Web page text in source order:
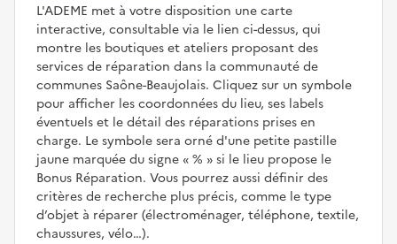
L'ADEME met à votre disposition une carte
interactive, consultable via le lien ci-dessus, qui
montre les boutiques et ateliers proposant des
services de réparation dans la communauté de
communes Saône-Beaujolais. Cliquez sur un symbole
pour afficher les coordonnées du lieu, ses labels
éventuels et le détail des réparations prises en
charge. Le symbole sera orné d'une petite pastille
jaune marquée du signe
%
si le lieu propose le
Bonus Réparation. Vous pourrez aussi définir des
critères de recherche plus précis, comme le type
d’objet à réparer (électroménager, téléphone, textile,
chaussures, vélo…).